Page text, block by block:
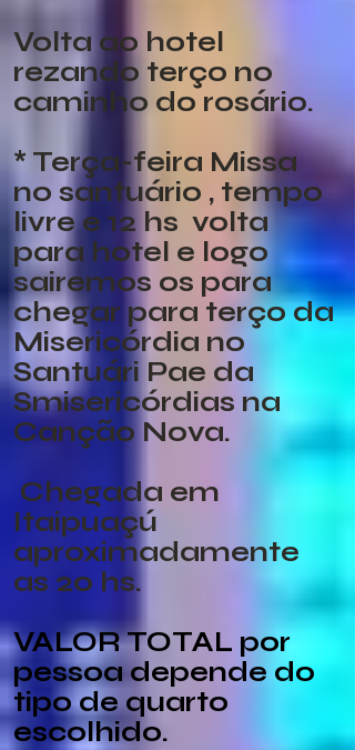
Volta ao hotel
rezando terço no
caminho do rosário.
* Terça-feira Missa
no santuário , tempo
livre e 12 hs volta
para hotel e logo
sairemos os para
chegar para terço da
Misericórdia no
Santuári Pae da
Smisericórdias na
Canção Nova.
Chegada em
Itaipuaçú
aproximadamente
as 20 hs.
VALOR TOTAL por
pessoa depende do
tipo de quarto
escolhido.